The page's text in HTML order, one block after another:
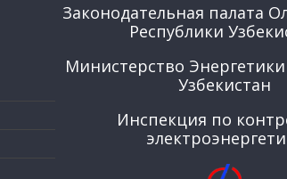
Законодательная палата
Республики
Министерство
Узбекистан
Инспекция по